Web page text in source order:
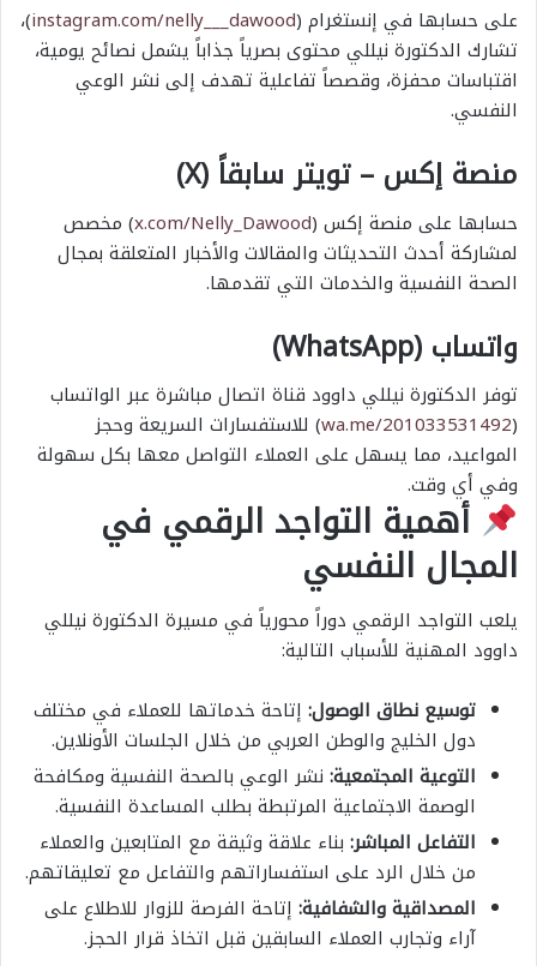
على حسابها في إنستغرام (instagram.com/nelly___dawood)،
تشارك الدكتورة نيللي محتوى بصرياً جذاباً يشمل نصائح يومية،
اقتباسات محفزة، وقصصاً تفاعلية تهدف إلى نشر الوعي
النفسي.
منصة إكس – تويتر سابقاً (X)
حسابها على منصة إكس (x.com/Nelly_Dawood) مخصص
لمشاركة أحدث التحديثات والمقالات والأخبار المتعلقة بمجال
الصحة النفسية والخدمات التي تقدمها.
واتساب (WhatsApp)
توفر الدكتورة نيللي داوود قناة اتصال مباشرة عبر الواتساب
(
wa.me/201033531492) للاستفسارات السريعة وحجز
المواعيد، مما يسهل على العملاء التواصل معها بكل سهولة
وفي أي وقت.
أهمية التواجد الرقمي في
المجال النفسي
يلعب التواجد الرقمي دوراً محورياً في مسيرة الدكتورة نيللي
داوود المهنية للأسباب التالية:
توسيع نطاق الوصول: إتاحة خدماتها للعملاء في مختلف
دول الخليج والوطن العربي من خلال الجلسات الأونلاين.
التوعية المجتمعية: نشر الوعي بالصحة النفسية ومكافحة
الوصمة الاجتماعية المرتبطة بطلب المساعدة النفسية.
التفاعل المباشر: بناء علاقة وثيقة مع المتابعين والعملاء
من خلال الرد على استفساراتهم والتفاعل مع تعليقاتهم.
المصداقية والشفافية: إتاحة الفرصة للزوار للاطلاع على
آراء وتجارب العملاء السابقين قبل اتخاذ قرار الحجز.